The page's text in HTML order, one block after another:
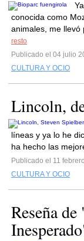
conocida como
animales, me llevó
resto
Publicado el 04 julio
CULTURA Y OCIO
Lincoln,
líneas y ya lo he
ha hecho las
Publicado el 11
CULTURA Y OCIO
Reseña